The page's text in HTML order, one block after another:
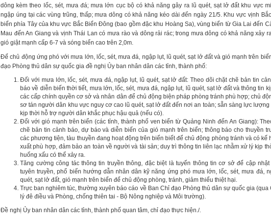
dông kèm theo lốc, sét, mưa đá; mưa lớn cục bộ có khả năng gây ra lũ quét, sạt lở đất khu vực
ngập úng tại các vùng trũng, thấp; mưa dông có khả năng kéo dài đến ngày 21/5. Khu vực vịnh
biển phía Tây của khu vực Bắc Biển Đông (bao gồm đặc khu Hoàng Sa), vùng biển từ Gia Lai đến
Mau đến An Giang và vịnh Thái Lan có mưa rào và dông rải rác; trong mưa dông có khả năng xảy
gió giật mạnh cấp 6-7 và sóng biển cao trên 2,0m.
Để chủ động ứng phó với mưa lớn, lốc, sét, mưa đá, ngập lụt, lũ quét, sạt lở đất và gió mạnh trên
đạo Phòng thủ dân sự quốc gia đề nghị Ủy ban nhân dân các tỉnh, thành phố:
Đối với mưa lớn, lốc, sét, mưa đá, ngập lụt, lũ quét, sạt lở đất: Theo dõi chặt chẽ bản tin
báo về diễn biến thời tiết, mưa lớn, lốc, sét, mưa đá, ngập lụt, lũ quét, sạt lở đất và thông tin
các cấp chính quyền cơ sở và nhân dân để chủ động biện pháp phòng tránh phù hợp; chủ
sơ tán người dân khu vực nguy cơ cao lũ quét, sạt lở đất đến nơi an toàn; sẵn sàng lực lượng
kịp thời hỗ trợ người dân khắc phục hậu quả (nếu có).
Đối với gió mạnh trên biển (các tỉnh, thành phố ven biển từ Quảng Ninh đến An Giang):
chẽ bản tin cảnh báo, dự báo và diễn biến của gió mạnh trên biển; thông báo cho thuyền
các phương tiện, tàu thuyền đang hoạt động trên biển biết để chủ động phòng tránh và có kế
xuất phù hợp, đảm bảo an toàn về người và tài sản; duy trì thông tin liên lạc nhằm xử lý kịp
huống xấu có thể xảy ra.
Tăng cường công tác thông tin truyền thông, đặc biệt là tuyến thông tin cơ sở để cập nhật
tuyên truyền, phổ biến hướng dẫn nhân dân kỹ năng ứng phó mưa lớn, lốc, sét, mưa đá,
quét, sạt lở đất, gió mạnh trên biển để chủ động phòng, tránh, giảm thiểu thiệt hại.
Trực ban nghiêm túc, thường xuyên báo cáo về Ban Chỉ đạo Phòng thủ dân sự quốc gia (qua
lý đê điều và Phòng, chống thiên tai - Bộ Nông nghiệp và Môi trường).
Đề nghị Ủy ban nhân dân các tỉnh, thành phố quan tâm, chỉ đạo thực hiện./.